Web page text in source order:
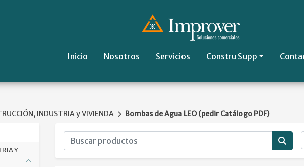
Inicio Nosotros Servicios Constru Supp
INDUSTRIA y VIVIENDA Bombas de Agua LEO (pedir Catálogo PDF)
Y